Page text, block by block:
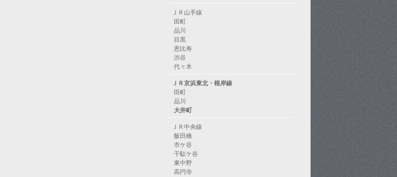
ＪＲ山手線
田町
品川
目黒
恵比寿
渋谷
代々木
ＪＲ京浜東北・根岸線
田町
品川
大井町
ＪＲ中央線
飯田橋
市ケ谷
千駄ケ谷
東中野
高円寺